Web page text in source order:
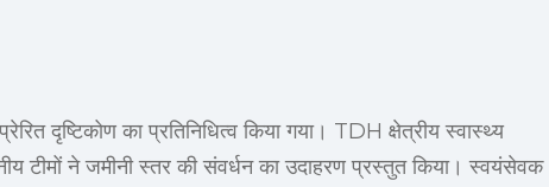
दृष्टिकोण का प्रतिनिधित्व किया गया। TDH क्षेत्रीय स्वास्थ्य
टीमों ने जमीनी स्तर की संवर्धन का उदाहरण प्रस्तुत किया। स्वयंसेवक